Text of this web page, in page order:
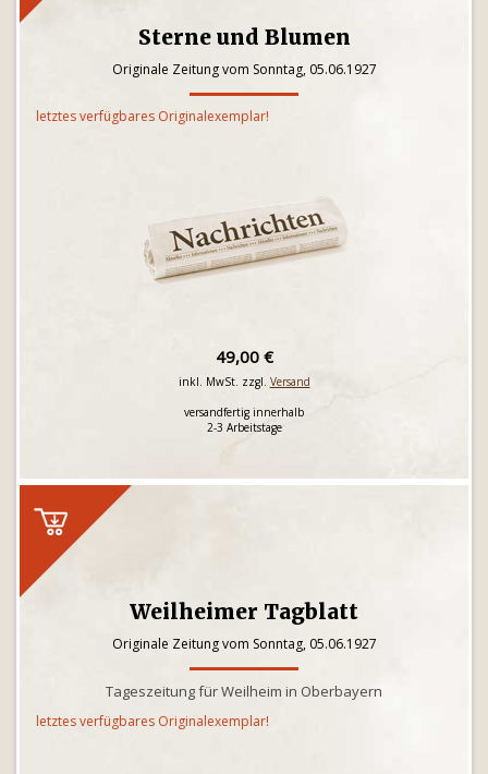
Sterne und Blumen
Originale Zeitung vom Sonntag, 05.06.1927
letztes verfügbares Originalexemplar!
49,00 €
inkl. MwSt. zzgl. Versand
versandfertig innerhalb
2-3 Arbeitstage
Weilheimer Tagblatt
Originale Zeitung vom Sonntag, 05.06.1927
Tageszeitung für Weilheim in Oberbayern
letztes verfügbares Originalexemplar!